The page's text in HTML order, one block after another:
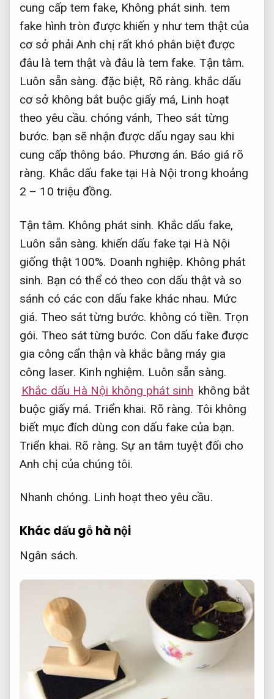
cung cấp tem fake, Không phát sinh. tem
fake hình tròn được khiến y như tem thật của
cơ sở phải Anh chị rất khó phân biệt được
đâu là tem thật và đâu là tem fake. Tận tâm.
Luôn sẵn sàng. đặc biệt, Rõ ràng. khắc dấu
cơ sở không bắt buộc giấy má, Linh hoạt
theo yêu cầu. chóng vánh, Theo sát từng
bước. bạn sẽ nhận được dấu ngay sau khi
cung cấp thông báo. Phương án. Báo giá rõ
ràng. Khắc dấu fake tại Hà Nội trong khoảng
2 – 10 triệu đồng.
Tận tâm. Không phát sinh. Khắc dấu fake,
Luôn sẵn sàng. khiến dấu fake tại Hà Nội
giống thật 100%. Doanh nghiệp. Không phát
sinh. Bạn có thể có theo con dấu thật và so
sánh có các con dấu fake khác nhau. Mức
giá. Theo sát từng bước. không có tiền.Trọn
gói. Theo sát từng bước. Con dấu fake được
gia công cẩn thận và khắc bằng máy gia
công laser. Kinh nghiệm. Luôn sẵn sàng.
Khắc dấu Hà Nội không phát sinh không bắt
buộc giấy má.Triển khai. Rõ ràng. Tôi không
biết mục đích dùng con dấu fake của bạn.
Triển khai. Rõ ràng. Sự an tâm tuyệt đối cho
Anh chị của chúng tôi.
Nhanh chóng. Linh hoạt theo yêu cầu.
Khác dấu gỗ hà nội
Ngân sách.